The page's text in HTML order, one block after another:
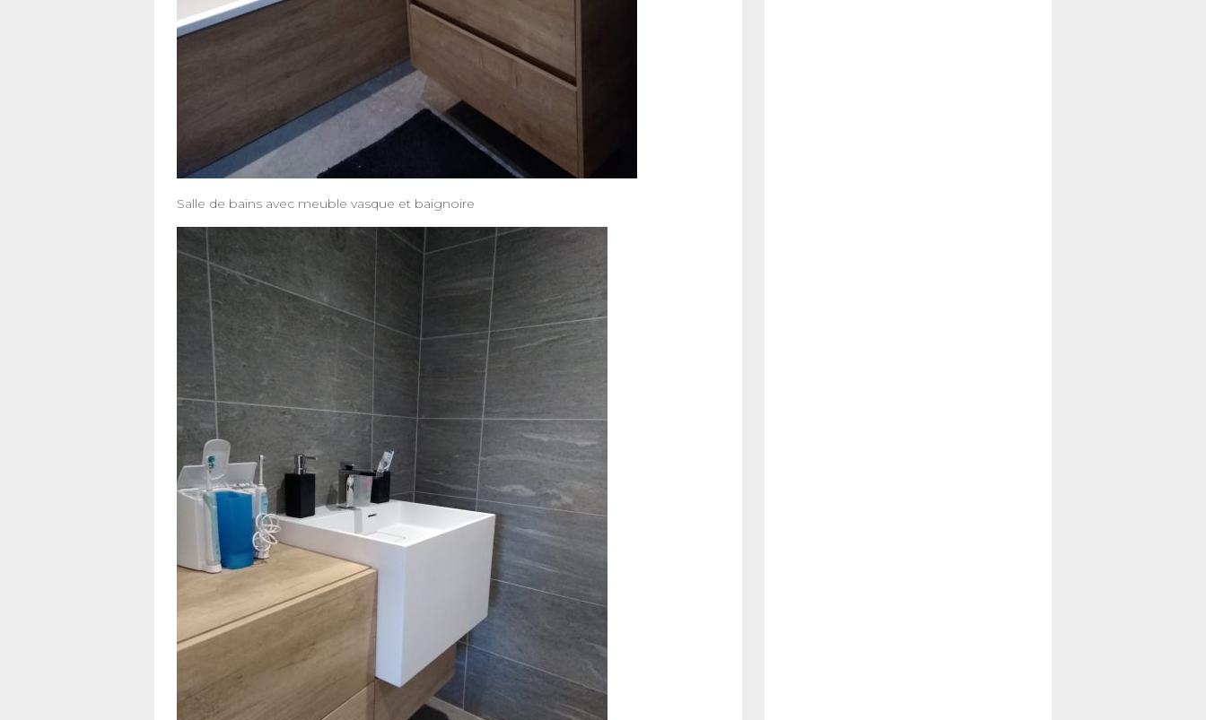
Salle de bains avec meuble vasque et baignoire